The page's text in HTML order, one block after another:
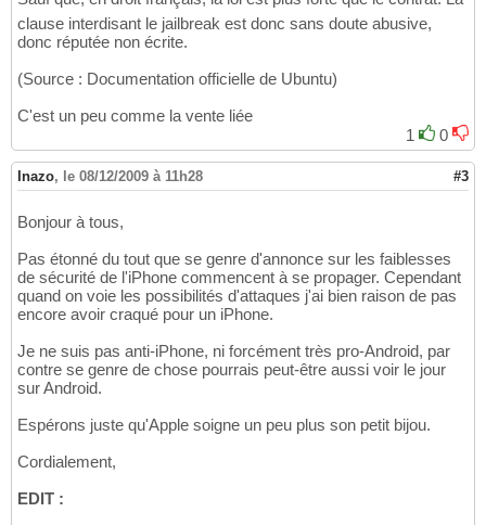
clause interdisant le jailbreak est donc sans doute abusive,
donc réputée non écrite.
(Source : Documentation officielle de Ubuntu)
C'est un peu comme la vente liée
1
0
Inazo, le 08/12/2009 à 11h28 #3
Bonjour à tous,
Pas étonné du tout que se genre d'annonce sur les faiblesses
de sécurité de l'iPhone commencent à se propager. Cependant
quand on voie les possibilités d'attaques j'ai bien raison de pas
encore avoir craqué pour un iPhone.
Je ne suis pas anti-iPhone, ni forcément très pro-Android, par
contre se genre de chose pourrais peut-être aussi voir le jour
sur Android.
Espérons juste qu'Apple soigne un peu plus son petit bijou.
Cordialement,
EDIT :